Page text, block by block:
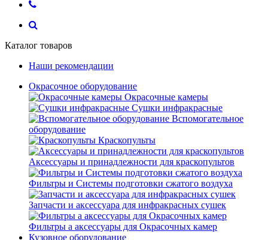
Каталог товаров
Наши рекомендации
Окрасочное оборудование
Окрасочные камеры
Сушки инфракрасные
Вспомогательное
оборудование
Краскопульты
Аксессуары и принадлежности для краскопультов
Фильтры и Системы подготовки сжатого воздуха
Запчасти и аксессуара для инфракрасных сушек
Фильтры а аксессуары для Окрасочных камер
Кузовное оборудование